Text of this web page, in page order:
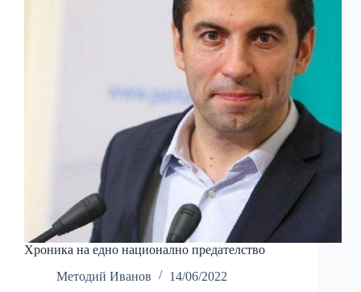
Хроника на едно национално предателство
Методий Иванов
14/06/2022